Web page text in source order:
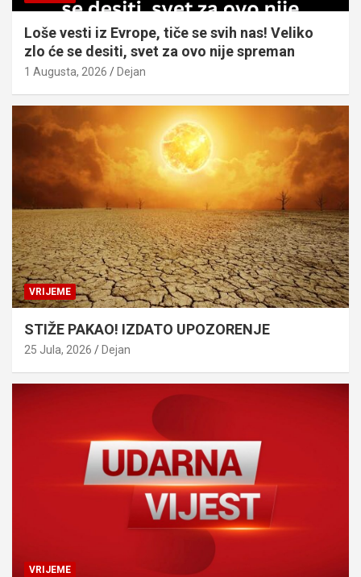
Loše vesti iz Evrope, tiče se svih nas! Veliko
zlo će se desiti, svet za ovo nije spreman
1 Augusta, 2026 Dejan
VRIJEME
STIŽE PAKAO! IZDATO UPOZORENJE
25 Jula, 2026 Dejan
VRIJEME